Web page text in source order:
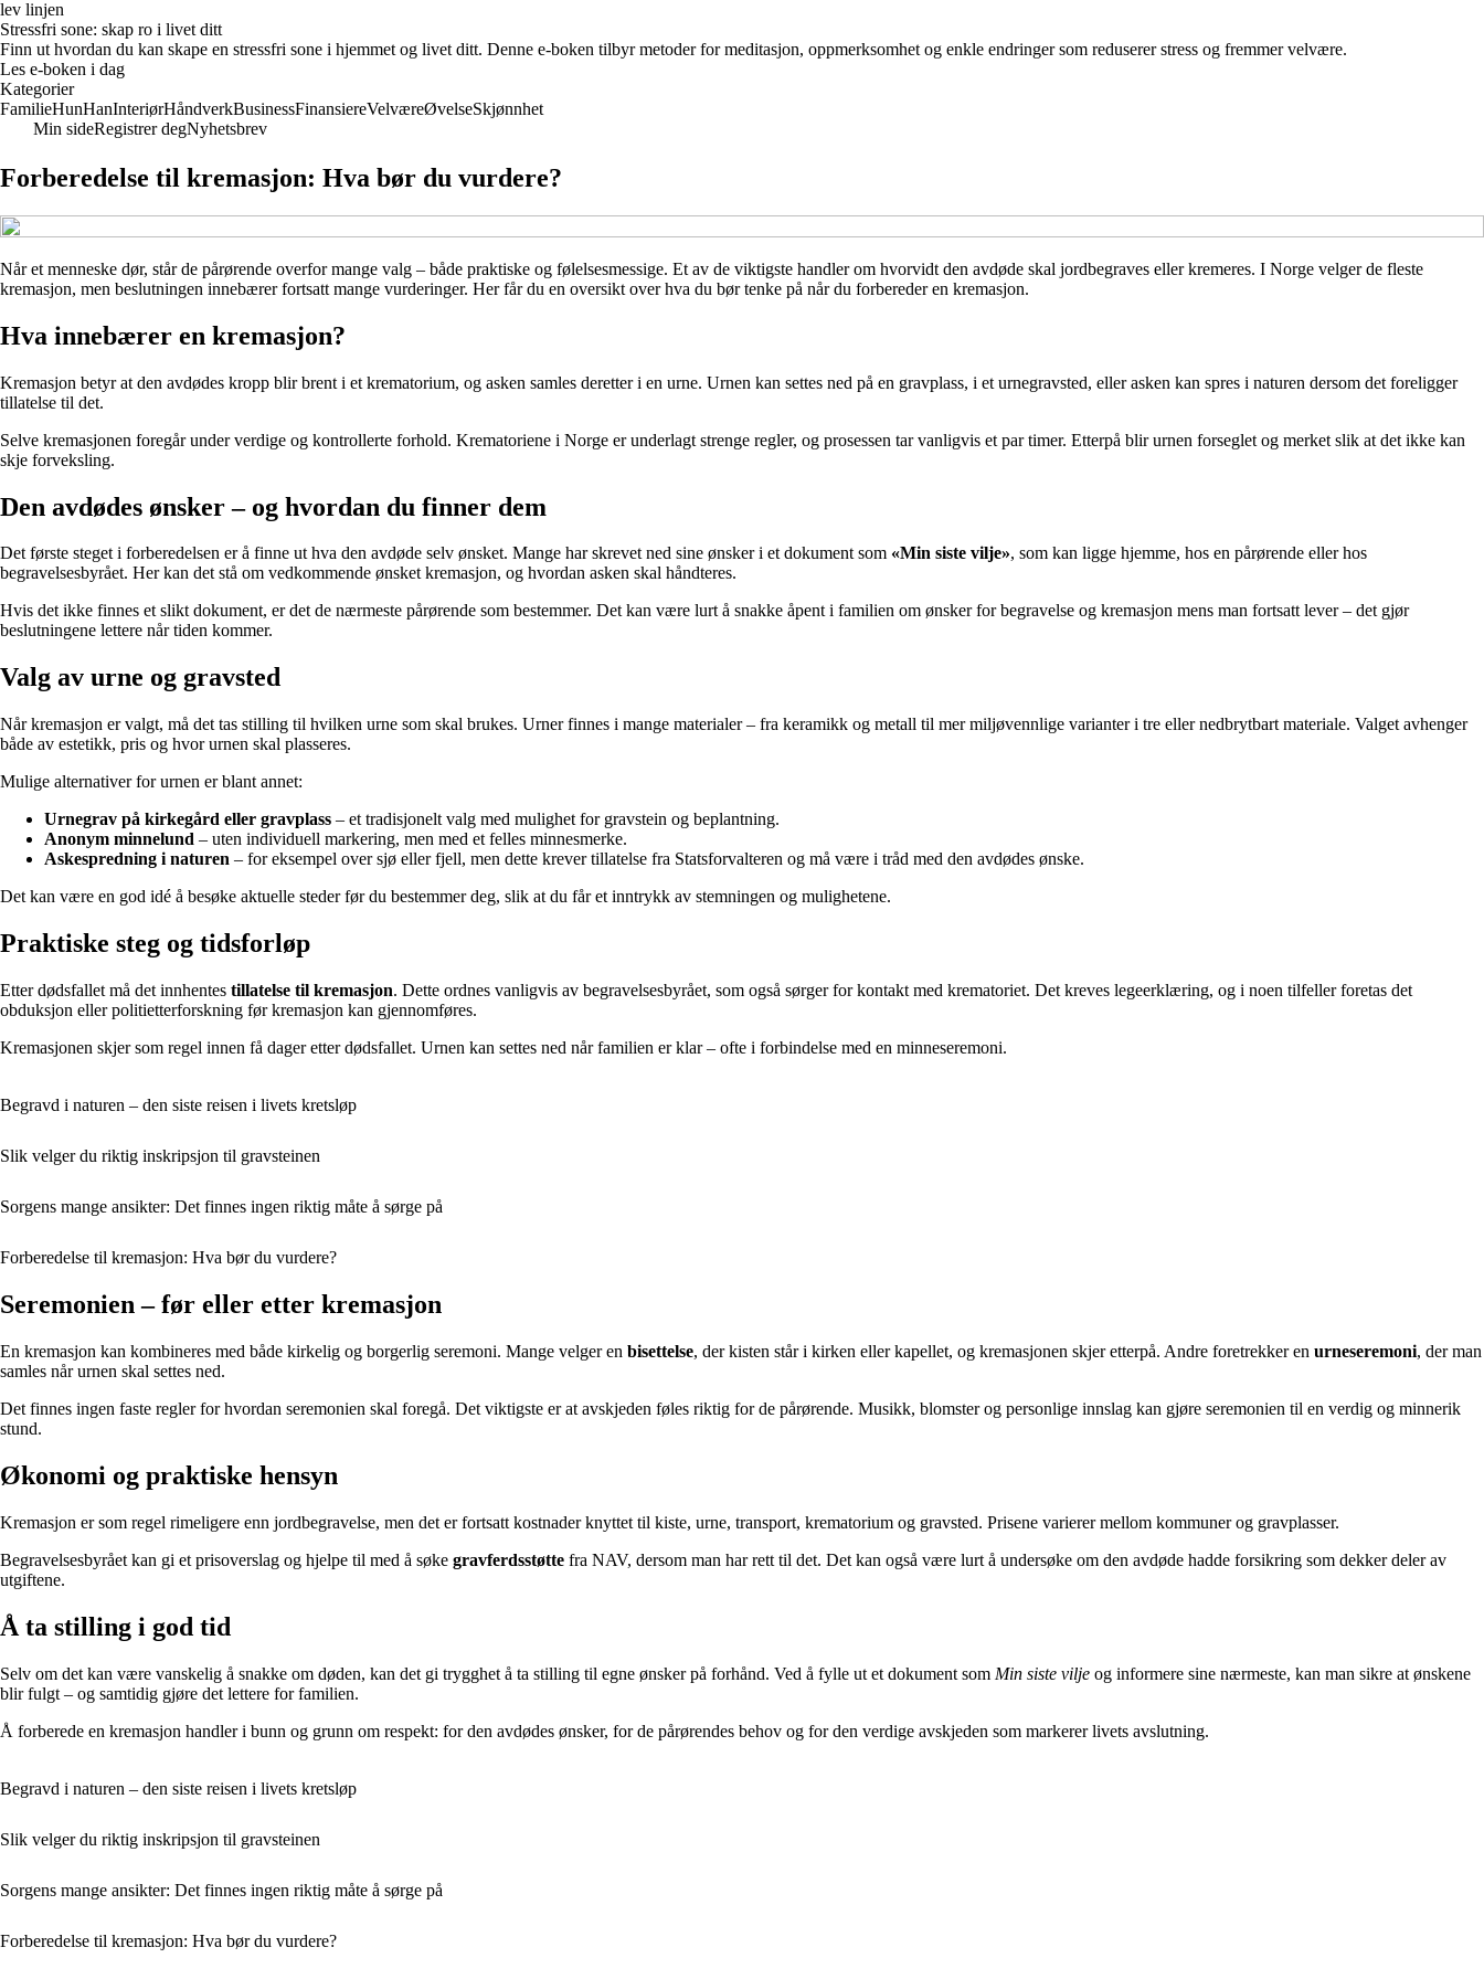
lev linjen
Stressfri sone: skap ro i livet ditt
Finn ut hvordan du kan skape en stressfri sone i hjemmet og livet ditt. Denne e-boken tilbyr metoder for meditasjon, oppmerksomhet og enkle endringer som reduserer stress og fremmer velvære.
Les e-boken i dag
Kategorier
FamilieHunHanInteriørHåndverkBusinessFinansiereVelværeØvelseSkjønnhet
Min sideRegistrer degNyhetsbrev
Forberedelse til kremasjon: Hva bør du vurdere?
Når et menneske dør, står de pårørende overfor mange valg – både praktiske og følelsesmessige. Et av de viktigste handler om hvorvidt den avdøde skal jordbegraves eller kremeres. I Norge velger de fleste
kremasjon, men beslutningen innebærer fortsatt mange vurderinger. Her får du en oversikt over hva du bør tenke på når du forbereder en kremasjon.
Hva innebærer en kremasjon?
Kremasjon betyr at den avdødes kropp blir brent i et krematorium, og asken samles deretter i en urne. Urnen kan settes ned på en gravplass, i et urnegravsted, eller asken kan spres i naturen dersom det foreligger
tillatelse til det.
Selve kremasjonen foregår under verdige og kontrollerte forhold. Krematoriene i Norge er underlagt strenge regler, og prosessen tar vanligvis et par timer. Etterpå blir urnen forseglet og merket slik at det ikke kan
skje forveksling.
Den avdødes ønsker – og hvordan du finner dem
Det første steget i forberedelsen er å finne ut hva den avdøde selv ønsket. Mange har skrevet ned sine ønsker i et dokument som «Min siste vilje», som kan ligge hjemme, hos en pårørende eller hos
begravelsesbyrået. Her kan det stå om vedkommende ønsket kremasjon, og hvordan asken skal håndteres.
Hvis det ikke finnes et slikt dokument, er det de nærmeste pårørende som bestemmer. Det kan være lurt å snakke åpent i familien om ønsker for begravelse og kremasjon mens man fortsatt lever – det gjør
beslutningene lettere når tiden kommer.
Valg av urne og gravsted
Når kremasjon er valgt, må det tas stilling til hvilken urne som skal brukes. Urner finnes i mange materialer – fra keramikk og metall til mer miljøvennlige varianter i tre eller nedbrytbart materiale. Valget avhenger
både av estetikk, pris og hvor urnen skal plasseres.
Mulige alternativer for urnen er blant annet:
Urnegrav på kirkegård eller gravplass – et tradisjonelt valg med mulighet for gravstein og beplantning.
Anonym minnelund – uten individuell markering, men med et felles minnesmerke.
Askespredning i naturen – for eksempel over sjø eller fjell, men dette krever tillatelse fra Statsforvalteren og må være i tråd med den avdødes ønske.
Det kan være en god idé å besøke aktuelle steder før du bestemmer deg, slik at du får et inntrykk av stemningen og mulighetene.
Praktiske steg og tidsforløp
Etter dødsfallet må det innhentes tillatelse til kremasjon. Dette ordnes vanligvis av begravelsesbyrået, som også sørger for kontakt med krematoriet. Det kreves legeerklæring, og i noen tilfeller foretas det
obduksjon eller politietterforskning før kremasjon kan gjennomføres.
Kremasjonen skjer som regel innen få dager etter dødsfallet. Urnen kan settes ned når familien er klar – ofte i forbindelse med en minneseremoni.
Begravd i naturen – den siste reisen i livets kretsløp
Slik velger du riktig inskripsjon til gravsteinen
Sorgens mange ansikter: Det finnes ingen riktig måte å sørge på
Forberedelse til kremasjon: Hva bør du vurdere?
Seremonien – før eller etter kremasjon
En kremasjon kan kombineres med både kirkelig og borgerlig seremoni. Mange velger en bisettelse, der kisten står i kirken eller kapellet, og kremasjonen skjer etterpå. Andre foretrekker en urneseremoni, der man
samles når urnen skal settes ned.
Det finnes ingen faste regler for hvordan seremonien skal foregå. Det viktigste er at avskjeden føles riktig for de pårørende. Musikk, blomster og personlige innslag kan gjøre seremonien til en verdig og minnerik
stund.
Økonomi og praktiske hensyn
Kremasjon er som regel rimeligere enn jordbegravelse, men det er fortsatt kostnader knyttet til kiste, urne, transport, krematorium og gravsted. Prisene varierer mellom kommuner og gravplasser.
Begravelsesbyrået kan gi et prisoverslag og hjelpe til med å søke gravferdsstøtte fra NAV, dersom man har rett til det. Det kan også være lurt å undersøke om den avdøde hadde forsikring som dekker deler av
utgiftene.
Å ta stilling i god tid
Selv om det kan være vanskelig å snakke om døden, kan det gi trygghet å ta stilling til egne ønsker på forhånd. Ved å fylle ut et dokument som Min siste vilje og informere sine nærmeste, kan man sikre at ønskene
blir fulgt – og samtidig gjøre det lettere for familien.
Å forberede en kremasjon handler i bunn og grunn om respekt: for den avdødes ønsker, for de pårørendes behov og for den verdige avskjeden som markerer livets avslutning.
Begravd i naturen – den siste reisen i livets kretsløp
Slik velger du riktig inskripsjon til gravsteinen
Sorgens mange ansikter: Det finnes ingen riktig måte å sørge på
Forberedelse til kremasjon: Hva bør du vurdere?